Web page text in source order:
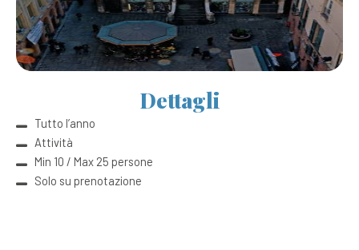
Dettagli
Tutto l’anno
Attività
Min 10 / Max 25 persone
Solo su prenotazione